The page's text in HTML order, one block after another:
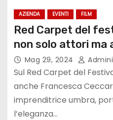
AZIENDA EVENTI FILM
Red Carpet del
non solo attori ma
Mag 29, 2024
Sul Red Carpet del
anche Francesca
imprenditrice umbra,
l’eleganza…